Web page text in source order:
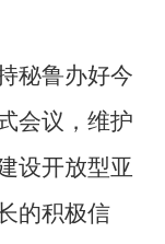
秘鲁办好今
会议，维护
设开放型亚
的积极信